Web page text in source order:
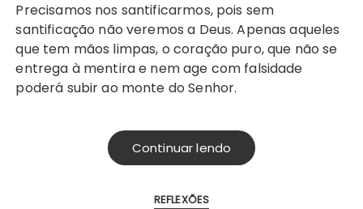
Precisamos nos santificarmos, pois sem
santificação não veremos a Deus. Apenas aqueles
que tem mãos limpas, o coração puro, que não se
entrega à mentira e nem age com falsidade
poderá subir ao monte do Senhor.
Continuar lendo
REFLEXÕES